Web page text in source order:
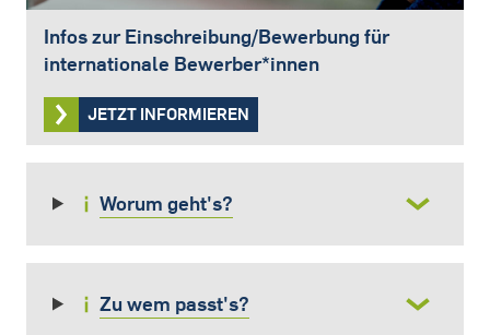
Infos zur Einschreibung/Bewerbung für
internationale Bewerber*innen
JETZT INFORMIEREN
Worum geht's?
Zu wem passt's?